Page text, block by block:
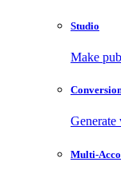
Studio
Make
Multi-